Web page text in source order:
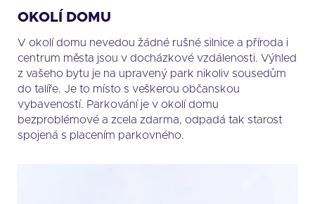
OKOLÍ DOMU
V okolí domu nevedou žádné rušné silnice a příroda i
centrum města jsou v docházkové vzdálenosti. Výhled
z vašeho bytu je na upravený park nikoliv sousedům
do talíře. Je to místo s veškerou občanskou
vybaveností. Parkování je v okolí domu
bezproblémové a zcela zdarma, odpadá tak starost
spojená s placením parkovného.